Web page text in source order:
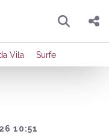
Pesquisar
Compartilhar
Vila Surfe
10:51